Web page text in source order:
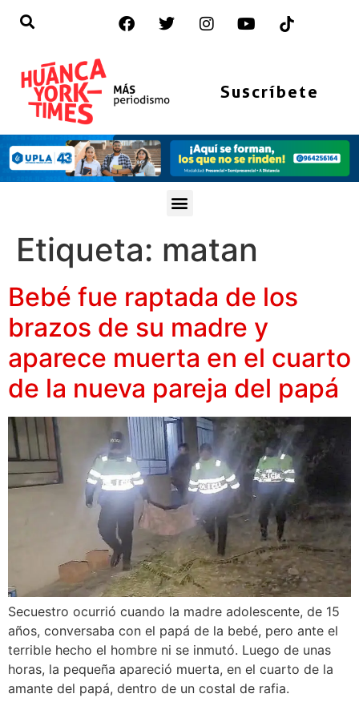
Suscríbete
Etiqueta: matan
Bebé fue raptada de los
brazos de su madre y
aparece muerta en el cuarto
de la nueva pareja del papá
Secuestro ocurrió cuando la madre adolescente, de 15
años, conversaba con el papá de la bebé, pero ante el
terrible hecho el hombre ni se inmutó. Luego de unas
horas, la pequeña apareció muerta, en el cuarto de la
amante del papá, dentro de un costal de rafia.